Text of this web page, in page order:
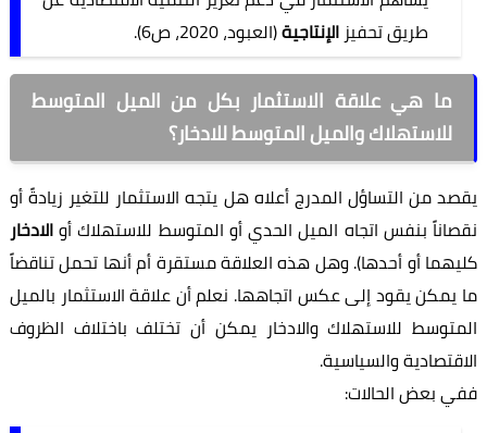
طريق تحفيز الإنتاجية(العبود، 2020، ص6).
ما هي علاقة الاستثمار بكل من الميل المتوسط
للاستهلاك والميل المتوسط للادخار؟
يقصد من التساؤل المدرج أعلاه هل يتجه الاستثمار للتغير زيادةً أو
نقصاناً بنفس اتجاه الميل الحدي أو المتوسط للاستهلاك أوالادخار
كليهما أو أحدها). وهل هذه العلاقة مستقرة أم أنها تحمل تناقضاً
ما يمكن يقود إلى عكس اتجاهها. نعلم أن علاقة الاستثمار بالميل
المتوسط للاستهلاك والادخار يمكن أن تختلف باختلاف الظروف
الاقتصادية والسياسية.
ففي بعض الحالات: